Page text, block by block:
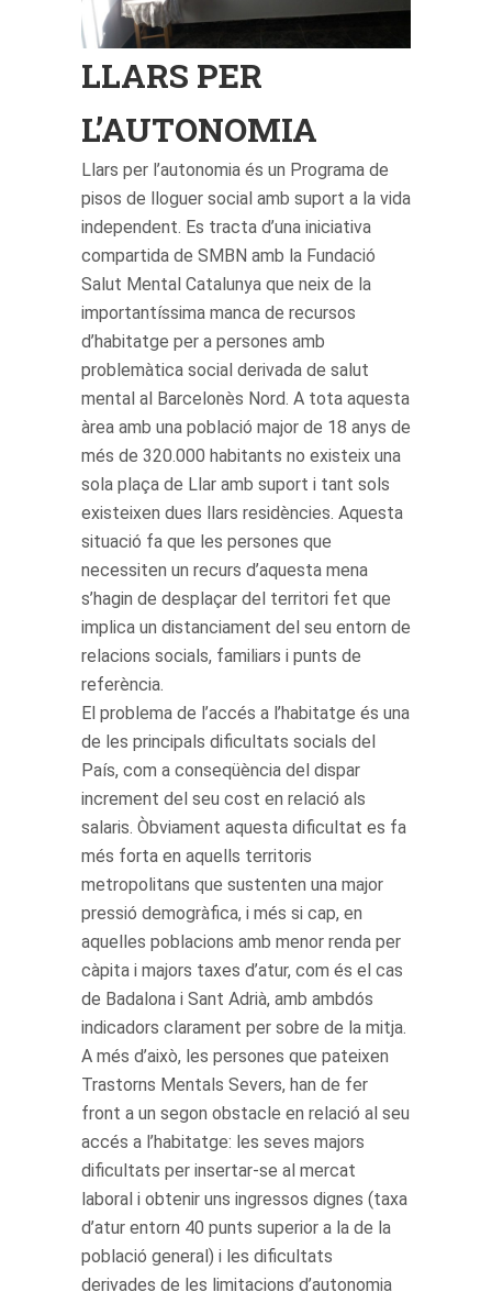
LLARS PER
L’AUTONOMIA
Llars per l’autonomia és un Programa de
pisos de lloguer social amb suport a la vida
independent. Es tracta d’una iniciativa
compartida de SMBN amb la Fundació
Salut Mental Catalunya que neix de la
importantíssima manca de recursos
d’habitatge per a persones amb
problemàtica social derivada de salut
mental al Barcelonès Nord. A tota aquesta
àrea amb una població major de 18 anys de
més de 320.000 habitants no existeix una
sola plaça de Llar amb suport i tant sols
existeixen dues llars residències. Aquesta
situació fa que les persones que
necessiten un recurs d’aquesta mena
s’hagin de desplaçar del territori fet que
implica un distanciament del seu entorn de
relacions socials, familiars i punts de
referència.
El problema de l’accés a l’habitatge és una
de les principals dificultats socials del
País, com a conseqüència del dispar
increment del seu cost en relació als
salaris. Òbviament aquesta dificultat es fa
més forta en aquells territoris
metropolitans que sustenten una major
pressió demogràfica, i més si cap, en
aquelles poblacions amb menor renda per
càpita i majors taxes d’atur, com és el cas
de Badalona i Sant Adrià, amb ambdós
indicadors clarament per sobre de la mitja.
A més d’això, les persones que pateixen
Trastorns Mentals Severs, han de fer
front a un segon obstacle en relació al seu
accés a l’habitatge: les seves majors
dificultats per insertar-se al mercat
laboral i obtenir uns ingressos dignes (taxa
d’atur entorn 40 punts superior a la de la
població general) i les dificultats
derivades de les limitacions d’autonomia